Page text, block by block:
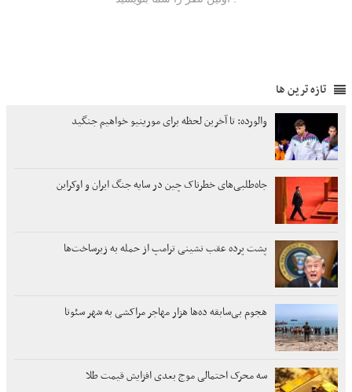
تازه ترین ها
والورده: تا آخرین لحظه برای مورینیو خواهیم جنگید
جاه‌طلبی‌های خطرناک چین در سایه جنگ‌ ایران و اوکراین
پشت پرده عقب نشینی ترامپ از حمله به زیرساخت‌ها
هجوم بی‌سابقه ده‌ها هزار مهاجر مراکشی به شهر سئوتا
سه محرک احتمالی موج بعدی افزایش قیمت طلا